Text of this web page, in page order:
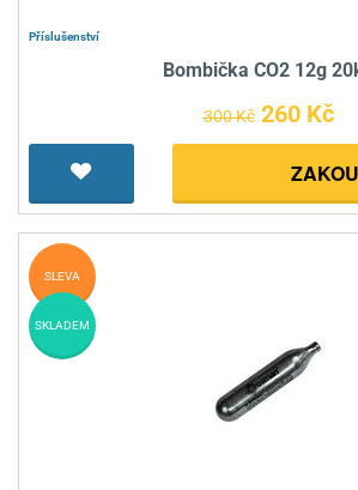
Příslušenství
Bombička CO2 12g
300 Kč 260 Kč
SLEVA
SKLADEM